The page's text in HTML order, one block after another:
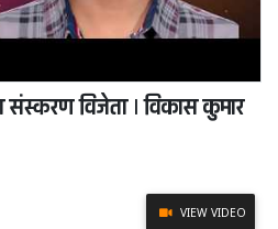
विजेता | विकास कुमार
VIEW VIDEO